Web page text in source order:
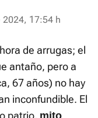
2024, 17:54 h
de arrugas; el
antaño, pero a
67 años) no hay
inconfundible. El
patrio,